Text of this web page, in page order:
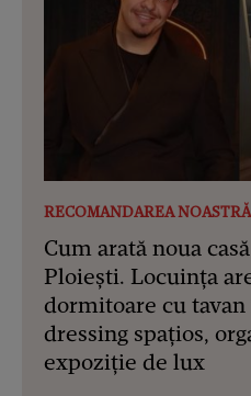
RECOMANDAREA
Cum arată noua
Ploiești. Locuința
dormitoare cu
dressing spațios,
expoziție de lux